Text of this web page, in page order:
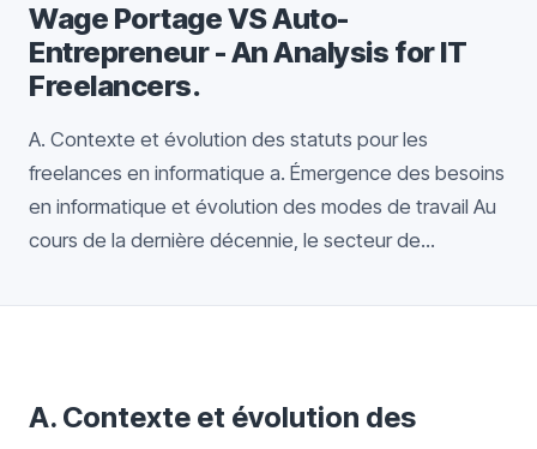
Wage Portage VS Auto-
Entrepreneur - An Analysis for IT
Freelancers.
A. Contexte et évolution des statuts pour les
freelances en informatique a. Émergence des besoins
en informatique et évolution des modes de travail Au
cours de la dernière décennie, le secteur de...
A. Contexte et évolution des